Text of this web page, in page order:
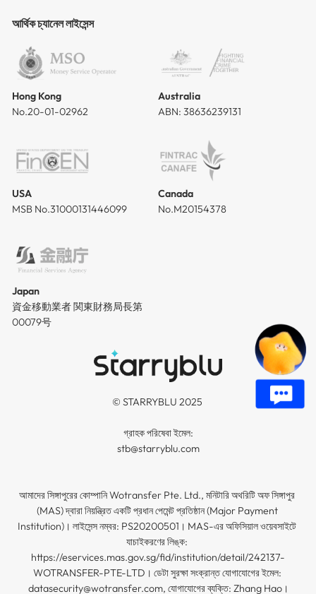
আর্থিক চ্যানেল লাইসেন্স
Hong Kong
No.20-01-02962
Australia
ABN: 38636239131
USA
MSB No.31000131446099
Canada
No.M20154378
Japan
資金移動業者 関東財務局長第
00079号
© STARRYBLU 2025
গ্রাহক পরিষেবা ইমেল:
stb@starryblu.com
আমাদের সিঙ্গাপুরের কোম্পানি Wotransfer Pte. Ltd., মনিটারি অথরিটি অফ সিঙ্গাপুর
(MAS) দ্বারা নিয়ন্ত্রিত একটি প্রধান পেমেন্ট প্রতিষ্ঠান (Major Payment
Institution)। লাইসেন্স নম্বর: PS20200501। MAS-এর অফিসিয়াল ওয়েবসাইটে
যাচাইকরণের লিঙ্ক:
https://eservices.mas.gov.sg/fid/institution/detail/242137-
WOTRANSFER-PTE-LTD। ডেটা সুরক্ষা সংক্রান্ত যোগাযোগের ইমেল:
datasecurity@wotransfer.com, যোগাযোগের ব্যক্তি: Zhang Hao।